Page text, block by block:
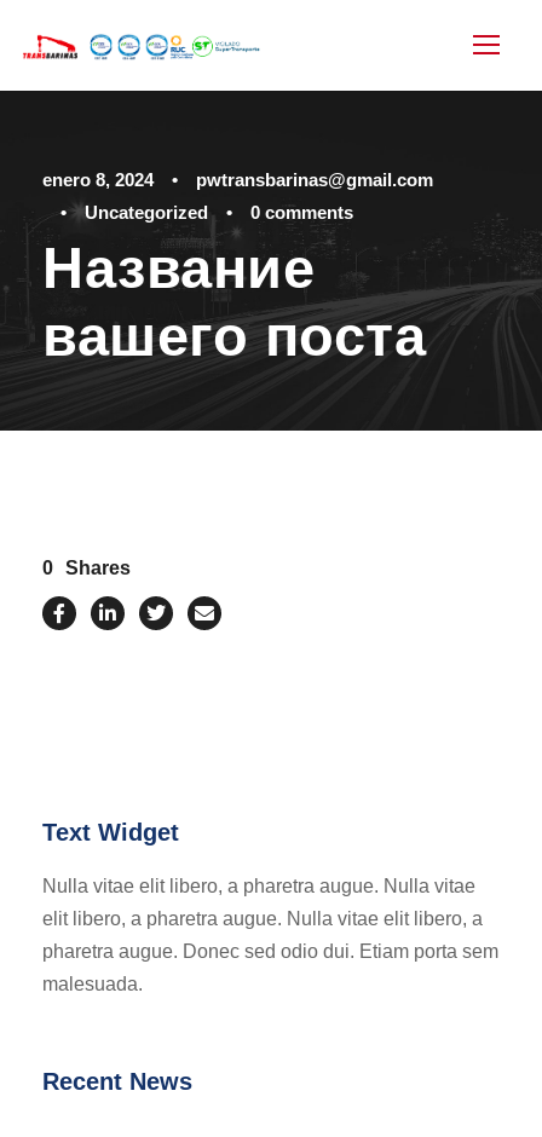
enero 8, 2024 •
pwtransbarinas@gmail.com
•
Uncategorized • 0 comments
Название
вашего поста
0 Shares
Text Widget
Nulla vitae elit libero, a pharetra augue. Nulla vitae
elit libero, a pharetra augue. Nulla vitae elit libero, a
pharetra augue. Donec sed odio dui. Etiam porta sem
malesuada.
Recent News